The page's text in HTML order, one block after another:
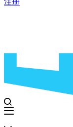
注册